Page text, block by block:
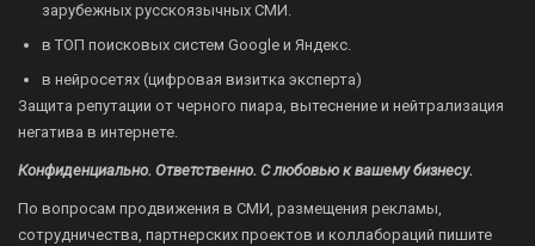
зарубежных русскоязычных СМИ.
в ТОП поисковых систем Google и Яндекс.
в нейросетях (цифровая визитка эксперта)
Защита репутации от черного пиара, вытеснение и нейтрализация
негатива в интернете.
Конфиденциально. Ответственно. С любовью к вашему бизнесу.
По вопросам продвижения в СМИ, размещения рекламы,
сотрудничества, партнерских проектов и коллабораций пишите